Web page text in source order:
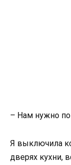
– Нам нужно
Я выключила
дверях кухни,